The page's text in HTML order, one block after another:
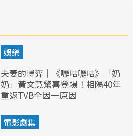
娛樂
夫妻的博弈｜《嚦咕嚦咕》「奶
奶」黃文慧驚喜登場！相隔40年
重返TVB全因一原因
電影劇集